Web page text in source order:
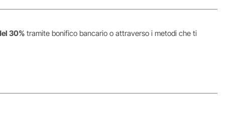
30% tramite bonifico bancario o attraverso i metodi che ti